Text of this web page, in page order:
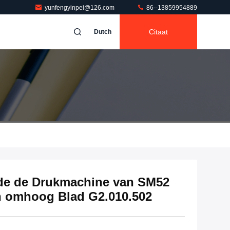
yunfengyinpei@126.com 86--13859954889
Dutch Citaat
de Drukmachine van SM52
Blad G2.010.502